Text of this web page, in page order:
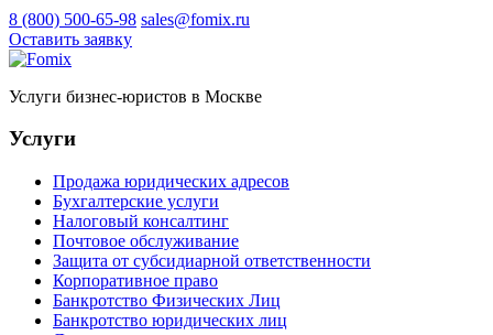
8 (800) 500-65-98 sales@fomix.ru
Оставить заявку
Услуги бизнес-юристов в Москве
Услуги
Продажа юридических адресов
Бухгалтерские услуги
Налоговый консалтинг
Почтовое обслуживание
Защита от субсидиарной ответственности
Корпоративное право
Банкротство Физических Лиц
Банкротство юридических лиц